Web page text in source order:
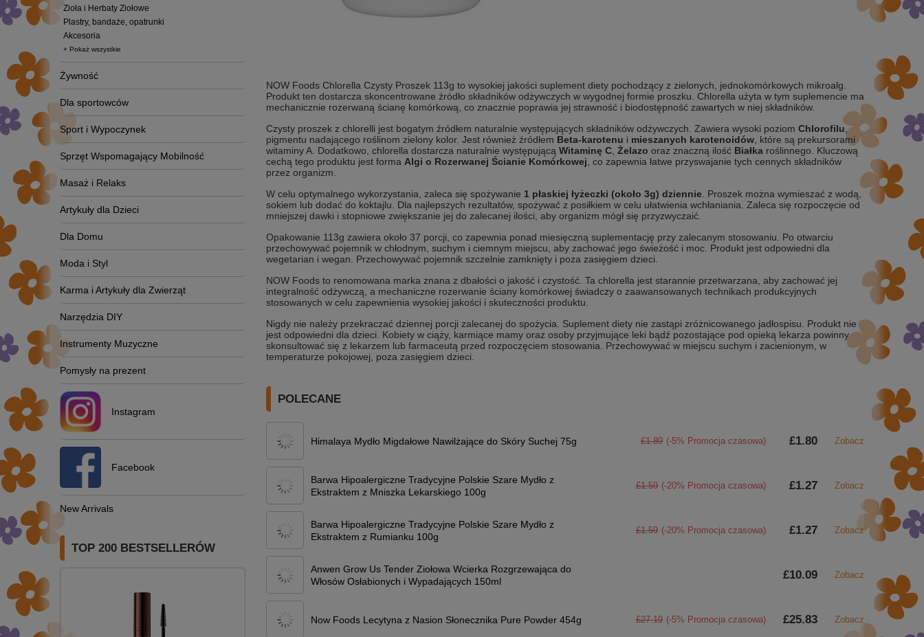
Zioła i Herbaty Ziołowe
Plastry, bandaże, opatrunki
Akcesoria
+ Pokaż wszystkie
Żywność
Dla sportowców
Sport i Wypoczynek
Sprzęt Wspomagający Mobilność
Masaż i Relaks
Artykuły dla Dzieci
Dla Domu
Moda i Styl
Karma i Artykuły dla Zwierząt
Narzędzia DIY
Instrumenty Muzyczne
Pomysły na prezent
Instagram
Facebook
New Arrivals
TOP 200 BESTSELLERÓW
NOW Foods Chlorella Czysty Proszek 113g to wysokiej jakości suplement diety pochodzący z zielonych, jednokomórkowych mikroalg.
Produkt ten dostarcza skoncentrowane źródło składników odżywczych w wygodnej formie proszku. Chlorella użyta w tym suplemencie ma
mechanicznie rozerwaną ścianę komórkową, co znacznie poprawia jej strawność i biodostępność zawartych w niej składników.
Czysty proszek z chlorelli jest bogatym źródłem naturalnie występujących składników odżywczych. Zawiera wysoki poziom Chlorofilu,
pigmentu nadającego roślinom zielony kolor. Jest również źródłem Beta-karotenu i mieszanych karotenoidów , które są prekursorami
witaminy A. Dodatkowo, chlorella dostarcza naturalnie występującą Witaminę C Żelazo oraz znaczną ilość Białka roślinnego. Kluczową
cechą tego produktu jest forma Algi o Rozerwanej Ścianie Komórkowej , co zapewnia łatwe przyswajanie tych cennych składników
przez organizm.
W celu optymalnego wykorzystania, zaleca się spożywanie 1 płaskiej łyżeczki (około 3g) dziennie . Proszek można wymieszać z wodą,
sokiem lub dodać do koktajlu. Dla najlepszych rezultatów, spożywać z posiłkiem w celu ułatwienia wchłaniania. Zaleca się rozpoczęcie od
mniejszej dawki i stopniowe zwiększanie jej do zalecanej ilości, aby organizm mógł się przyzwyczaić.
Opakowanie 113g zawiera około 37 porcji, co zapewnia ponad miesięczną suplementację przy zalecanym stosowaniu. Po otwarciu
przechowywać pojemnik w chłodnym, suchym i ciemnym miejscu, aby zachować jego świeżość i moc. Produkt jest odpowiedni dla
wegetarian i wegan. Przechowywać pojemnik szczelnie zamknięty i poza zasięgiem dzieci.
NOW Foods to renomowana marka znana z dbałości o jakość i czystość. Ta chlorella jest starannie przetwarzana, aby zachować jej
integralność odżywczą, a mechaniczne rozerwanie ściany komórkowej świadczy o zaawansowanych technikach produkcyjnych
stosowanych w celu zapewnienia wysokiej jakości i skuteczności produktu.
Nigdy nie należy przekraczać dziennej porcji zalecanej do spożycia. Suplement diety nie zastąpi zróżnicowanego jadłospisu. Produkt nie
jest odpowiedni dla dzieci. Kobiety w ciąży, karmiące mamy oraz osoby przyjmujące leki bądź pozostające pod opieką lekarza powinny
skonsultować się z lekarzem lub farmaceutą przed rozpoczęciem stosowania. Przechowywać w miejscu suchym i zacienionym, w
temperaturze pokojowej, poza zasięgiem dzieci.
POLECANE
Himalaya Mydło Migdałowe Nawilżające do Skóry Suchej 75g £1.89 (-5% Promocja czasowa) £1.80 Zobacz
Barwa Hipoalergiczne Tradycyjne Polskie Szare Mydło z
Ekstraktem z Mniszka Lekarskiego 100g
£1.59 (-20% Promocja czasowa) £1.27 Zobacz
Barwa Hipoalergiczne Tradycyjne Polskie Szare Mydło z
Ekstraktem z Rumianku 100g
£1.59 (-20% Promocja czasowa) £1.27 Zobacz
Anwen Grow Us Tender Ziołowa Wcierka Rozgrzewająca do
Włosów Osłabionych i Wypadających 150ml
£10.09 Zobacz
Now Foods Lecytyna z Nasion Słonecznika Pure Powder 454g £27.19 (-5% Promocja czasowa) £25.83 Zobacz